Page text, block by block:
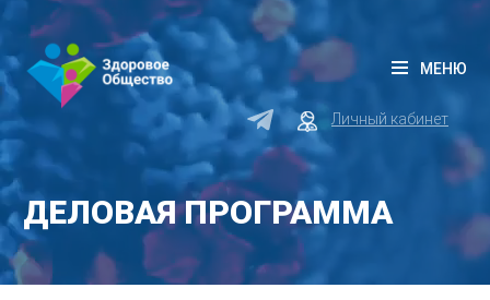
Личный кабинет
МЕНЮ
ДЕЛОВАЯ ПРОГРАММА